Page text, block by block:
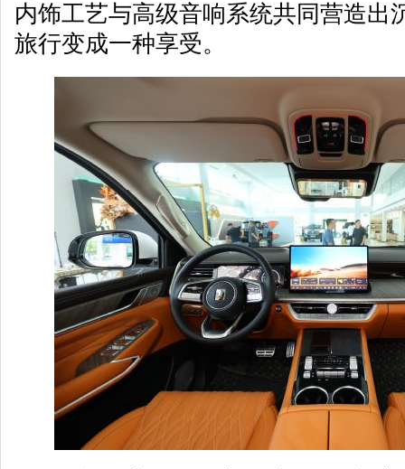
内饰工艺与高级音响系统共同营造出
旅行变成一种享受。